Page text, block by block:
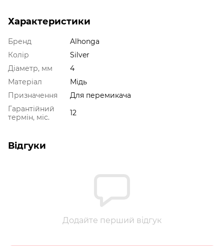
Характеристики
Бренд
Alhonga
Колір
Silver
Діаметр, мм
4
Матеріал
Мідь
Призначення
Для перемикача
Гарантійний
термін, міс.
12
Відгуки
Додайте перший відгук